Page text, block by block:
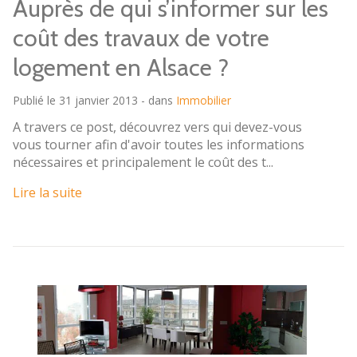
Auprès de qui s’informer sur les
coût des travaux de votre
logement en Alsace ?
Publié le 31 janvier 2013 - dans Immobilier
A travers ce post, découvrez vers qui devez-vous
vous tourner afin d'avoir toutes les informations
nécessaires et principalement le coût des t...
Lire la suite